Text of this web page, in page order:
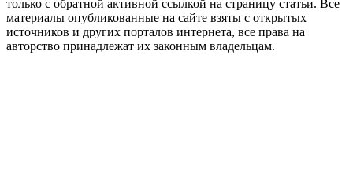
только с обратной активной ссылкой на страницу статьи. Все
материалы опубликованные на сайте взяты с открытых
источников и других порталов интернета, все права на
авторство принадлежат их законным владельцам.